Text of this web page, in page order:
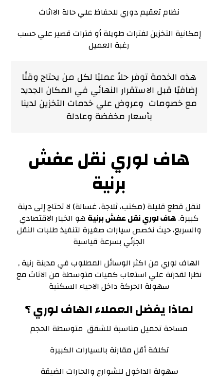
نظام تعقيم دوري للحفاظ علي حالة الااثاث
إمكانية التخزين لفترات طويلة أو فترات قصير علي حسب
رغبة العميل
هذه الخدمة توفر حلاً عمليًا لكل من يحتاج وقتًا
إضافيًا قبل الاستقرار النهائي في المكان الجديد
مع خصومات وعروض علي خدمات التخزين لدينا
بأسعار مخفضة وعادلة
هاف لوري نقل عفش
برنية
لنقل قطع قليلة (مكتب، ثلاجة، غسالة) لا تحتاج إلى دينة
كبيرة. هاف لوري نقل عفش برنيةهو الخيار الاقتصادي
والسريع، حيث نخصص سيارات صغيرة لتنفيذ طلبات النقل
الجزئي بسرعة قياسية
الهاف لوري من اكثر الوسائل المطلوب في مدينة رنية ,
نظرا لقدرتة علي استعاب كميات متوسطة من الاثاث مع
سهولة الحركة داخل الاحياء السكنية
لماذا يفضل العملاء الهاف لوري ؟
مساحة تحميل مناسبة للشقق متوسطة الحجم
تكلفة أقل مقارنة بالسيارات الكبيرة
سهولة الداخول للشوارع والحارات الضيقة